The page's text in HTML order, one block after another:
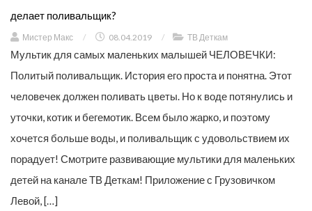
делает поливальщик?
Мистер Макс / 08.04.2019 / ТВ Деткам
Мультик для самых маленьких малышей ЧЕЛОВЕЧКИ:
Политый поливальщик. История его проста и понятна. Этот
человечек должен поливать цветы. Но к воде потянулись и
уточки, котик и бегемотик. Всем было жарко, и поэтому
хочется больше воды, и поливальщик с удовольствием их
порадует! Смотрите развивающие мультики для маленьких
детей на канале ТВ Деткам! Приложение с Грузовичком
Левой, […]